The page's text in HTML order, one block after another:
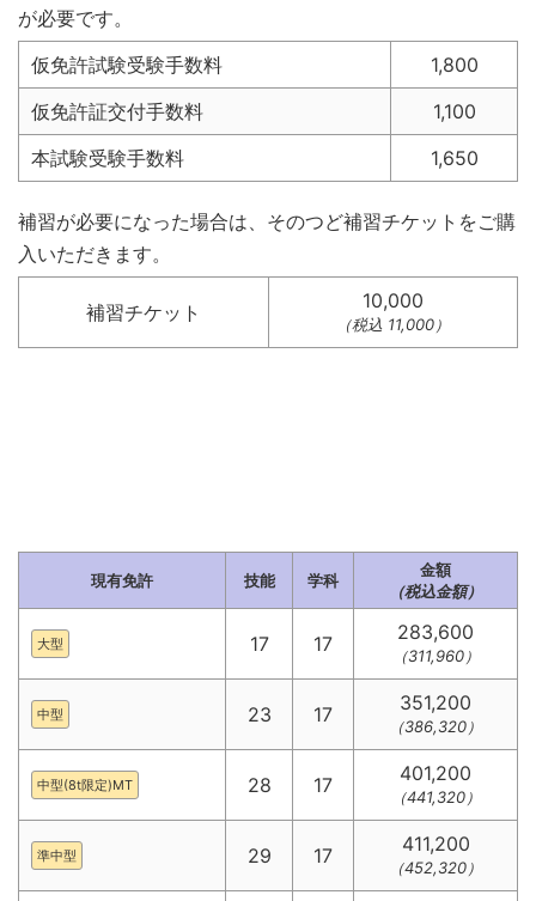
が必要です。
仮免許試験受験手数料
1,800
仮免許証交付手数料
1,100
本試験受験手数料
1,650
補習が必要になった場合は、そのつど補習チケットをご購
入いただきます。
補習チケット 10,000
（税込 11,000）
現有免許 技能 学科
金額
（税込金額）
大型 17 17 283,600
（311,960）
中型 23 17 351,200
（386,320）
中型(8t限定)MT 28 17 401,200
（441,320）
準中型 29 17 411,200
（452,320）